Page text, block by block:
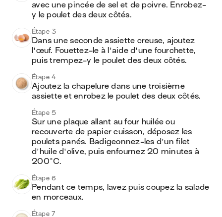
avec une pincée de sel et de poivre. Enrobez-
y le poulet des deux côtés.
Étape 3
Dans une seconde assiette creuse, ajoutez
l'œuf. Fouettez-le à l'aide d'une fourchette,
puis trempez-y le poulet des deux côtés.
Étape 4
Ajoutez la chapelure dans une troisième
assiette et enrobez le poulet des deux côtés.
Étape 5
Sur une plaque allant au four huilée ou
recouverte de papier cuisson, déposez les
poulets panés. Badigeonnez-les d'un filet
d'huile d'olive, puis enfournez 20 minutes à
200°C.
Étape 6
Pendant ce temps, lavez puis coupez la salade
en morceaux.
Étape 7